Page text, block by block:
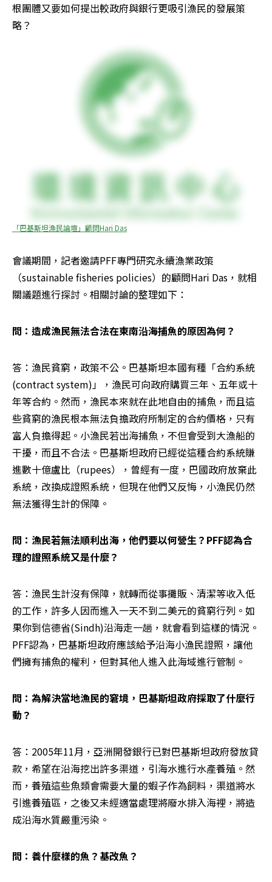
根團體又要如何提出較政府與銀行更吸引漁民的發展策
略？
「巴基斯坦漁民論壇」顧問Hari Das
會議期間，記者邀請PFF專門研究永續漁業政策
（sustainable fisheries policies）的顧問Hari Das，就相
關議題進行探討。相關討論的整理如下：
問：造成漁民無法合法在東南沿海捕魚的原因為何？
答：漁民貧窮，政策不公。巴基斯坦本國有種「合約系統
(contract system)」，漁民可向政府購買三年、五年或十
年等合約。然而，漁民本來就在此地自由的捕魚，而且這
些貧窮的漁民根本無法負擔政府所制定的合約價格，只有
富人負擔得起。小漁民若出海捕魚，不但會受到大漁船的
干擾，而且不合法。巴基斯坦政府已經從這種合約系統賺
進數十億盧比（rupees），曾經有一度，巴國政府放棄此
系統，改換成證照系統，但現在他們又反悔，小漁民仍然
無法獲得生計的保障。
問：漁民若無法順利出海，他們要以何營生？PFF認為合
理的證照系統又是什麼？
答：漁民生計沒有保障，就轉而從事攤販、清潔等收入低
的工作，許多人因而進入一天不到二美元的貧窮行列。如
果你到信德省(Sindh)沿海走一趟，就會看到這樣的情況。
PFF認為，巴基斯坦政府應該給予沿海小漁民證照，讓他
們擁有捕魚的權利，但對其他人進入此海域進行管制。
問：為解決當地漁民的窘境，巴基斯坦政府採取了什麼行
動？
答：2005年11月，亞洲開發銀行已對巴基斯坦政府發放貸
款，希望在沿海挖出許多渠道，引海水進行水產養殖。然
而，養殖這些魚類會需要大量的蝦子作為飼料，渠道將水
引進養殖區，之後又未經適當處理將廢水排入海裡，將造
成沿海水質嚴重污染。
問：養什麼樣的魚？基改魚？